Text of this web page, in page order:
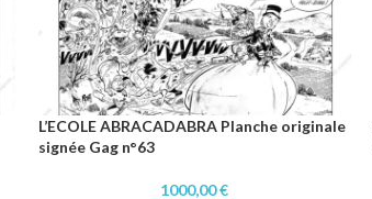
L’ECOLE ABRACADABRA Planche originale
signée Gag n°63
1000,00€